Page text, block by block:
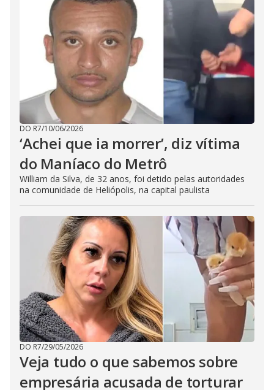
DO R7/10/06/2026
‘Achei que ia morrer’, diz vítima
do Maníaco do Metrô
William da Silva, de 32 anos, foi detido pelas autoridades
na comunidade de Heliópolis, na capital paulista
DO R7/29/05/2026
Veja tudo o que sabemos sobre
empresária acusada de torturar